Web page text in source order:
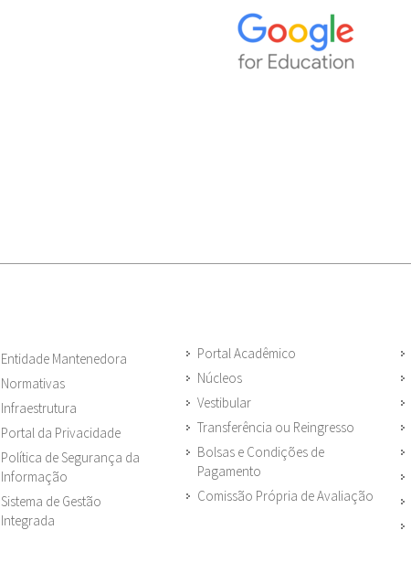
Entidade Mantenedora
Normativas
Infraestrutura
Portal da Privacidade
Política de Segurança da
Informação
Sistema de Gestão
Integrada
Portal Acadêmico
Núcleos
Vestibular
Transferência ou Reingresso
Bolsas e Condições de
Pagamento
Comissão Própria de Avaliação